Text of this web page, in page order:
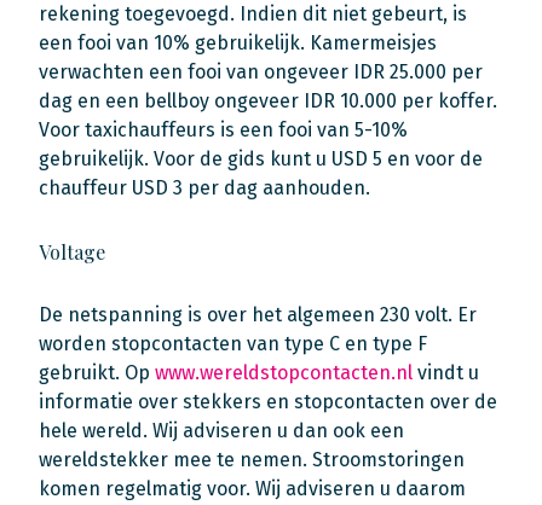
rekening toegevoegd. Indien dit niet gebeurt, is
een fooi van 10% gebruikelijk. Kamermeisjes
verwachten een fooi van ongeveer IDR 25.000 per
dag en een bellboy ongeveer IDR 10.000 per koffer.
Voor taxichauffeurs is een fooi van 5-10%
gebruikelijk. Voor de gids kunt u USD 5 en voor de
chauffeur USD 3 per dag aanhouden.
Voltage
De netspanning is over het algemeen 230 volt. Er
worden stopcontacten van type C en type F
gebruikt. Op www.wereldstopcontacten.nl vindt u
informatie over stekkers en stopcontacten over de
hele wereld. Wij adviseren u dan ook een
wereldstekker mee te nemen. Stroomstoringen
komen regelmatig voor. Wij adviseren u daarom